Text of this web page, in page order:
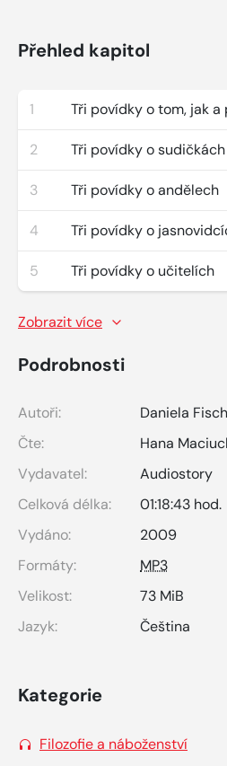
Přehled kapitol
1 Tři povídky o tom, jak a
2 Tři povídky o sudičkách
3 Tři povídky o andělech
4 Tři povídky o
5 Tři povídky o učitelích
Zobrazit více
Podrobnosti
Autoři:
Daniela
Čte:
Hana
Vydavatel:
Audiostory
Celková délka:
01:18:43 hod.
Vydáno:
2009
Formáty:
MP3
Velikost:
73 MiB
Jazyk:
Čeština
Kategorie
Filozofie a náboženství